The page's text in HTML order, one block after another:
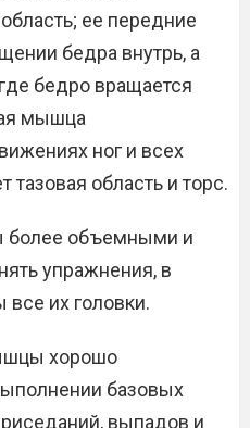
ее передние
бедра внутрь, а
бедро вращается
мышца
ног и всех
тазовая область и торс.
более объемными и
упражнения, в
их головки.
хорошо
базовых
выпадов и